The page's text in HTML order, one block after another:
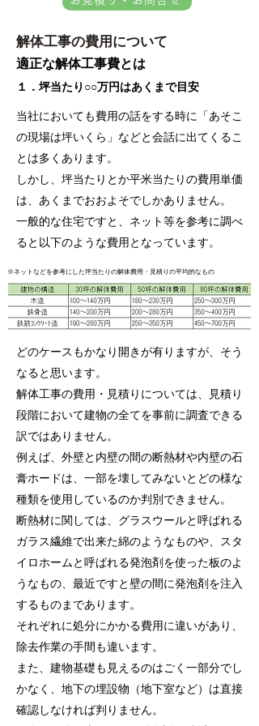
解体工事の費用について
適正な解体工事費とは
１．坪当たり○○万円はあくまで目安
当社においても費用の話をする時に「あそこ
の現場は坪いくら」などと会話に出てくるこ
とは多くあります。
しかし、坪当たりとか平米当たりの費用単価
は、あくまでおおよそでしかありません。
一般的な住宅ですと、ネット等を参考に調べ
ると以下のような費用となっています。
※ネットなどを参考にした坪当たりの解体費用・見積りの平均的なもの
どのケースもかなり開きが有りますが、そう
なると思います。
解体工事の費用・見積りについては、見積り
段階において建物の全てを事前に調査できる
訳ではありません。
例えば、外壁と内壁の間の断熱材や内壁の石
膏ホードは、一部を壊してみないとどの様な
種類を使用しているのか判別できません。
断熱材に関しては、グラスウールと呼ばれる
ガラス繊維で出来た綿のようなものや、スタ
イロホームと呼ばれる発泡剤を使った板のよ
うなもの、最近ですと壁の間に発泡剤を注入
するものまであります。
それぞれに処分にかかる費用に違いがあり、
除去作業の手間も違います。
また、建物基礎も見えるのはごく一部分でし
かなく、地下の埋設物（地下室など）は直接
確認しなければ判りません。